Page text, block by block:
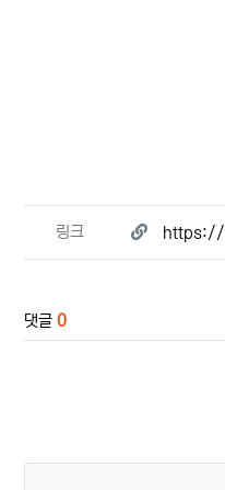
관련자료
링크 https://
댓글 0